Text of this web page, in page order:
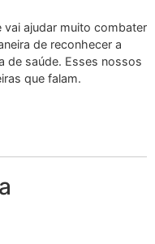
vai ajudar muito combater
de reconhecer a
de saúde. Esses nossos
que falam.